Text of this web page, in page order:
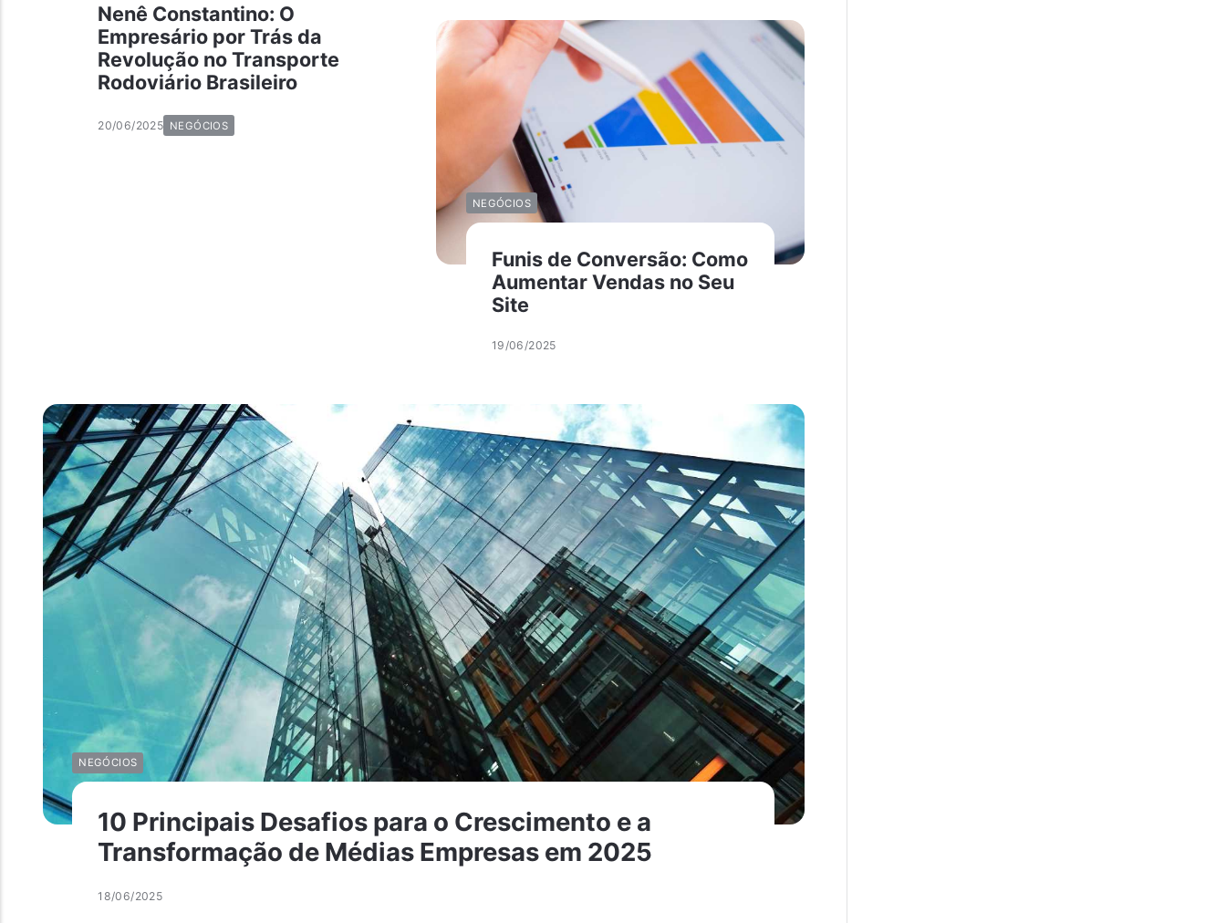
Nenê Constantino: O
Empresário por Trás da
Revolução no Transporte
Rodoviário Brasileiro
20/06/2025 NEGÓCIOS
Funis de Conversão: Como
Aumentar Vendas no Seu
Site
19/06/2025
NEGÓCIOS
10 Principais Desafios para o Crescimento e a
Transformação de Médias Empresas em 2025
18/06/2025
NEGÓCIOS